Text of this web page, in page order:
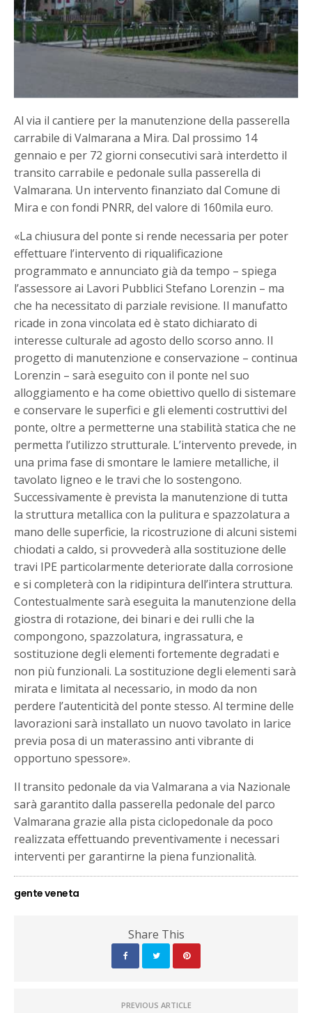
Al via il cantiere per la manutenzione della passerella
carrabile di Valmarana a Mira. Dal prossimo 14
gennaio e per 72 giorni consecutivi sarà interdetto il
transito carrabile e pedonale sulla passerella di
Valmarana. Un intervento finanziato dal Comune di
Mira e con fondi PNRR, del valore di 160mila euro.
«La chiusura del ponte si rende necessaria per poter
effettuare l’intervento di riqualificazione
programmato e annunciato già da tempo – spiega
l’assessore ai Lavori Pubblici Stefano Lorenzin – ma
che ha necessitato di parziale revisione. Il manufatto
ricade in zona vincolata ed è stato dichiarato di
interesse culturale ad agosto dello scorso anno. Il
progetto di manutenzione e conservazione – continua
Lorenzin – sarà eseguito con il ponte nel suo
alloggiamento e ha come obiettivo quello di sistemare
e conservare le superfici e gli elementi costruttivi del
ponte, oltre a permetterne una stabilità statica che ne
permetta l’utilizzo strutturale. L’intervento prevede, in
una prima fase di smontare le lamiere metalliche, il
tavolato ligneo e le travi che lo sostengono.
Successivamente è prevista la manutenzione di tutta
la struttura metallica con la pulitura e spazzolatura a
mano delle superficie, la ricostruzione di alcuni sistemi
chiodati a caldo, si provvederà alla sostituzione delle
travi IPE particolarmente deteriorate dalla corrosione
e si completerà con la ridipintura dell’intera struttura.
Contestualmente sarà eseguita la manutenzione della
giostra di rotazione, dei binari e dei rulli che la
compongono, spazzolatura, ingrassatura, e
sostituzione degli elementi fortemente degradati e
non più funzionali. La sostituzione degli elementi sarà
mirata e limitata al necessario, in modo da non
perdere l’autenticità del ponte stesso. Al termine delle
lavorazioni sarà installato un nuovo tavolato in larice
previa posa di un materassino anti vibrante di
opportuno spessore».
Il transito pedonale da via Valmarana a via Nazionale
sarà garantito dalla passerella pedonale del parco
Valmarana grazie alla pista ciclopedonale da poco
realizzata effettuando preventivamente i necessari
interventi per garantirne la piena funzionalità.
gente veneta
Share This
PREVIOUS ARTICLE